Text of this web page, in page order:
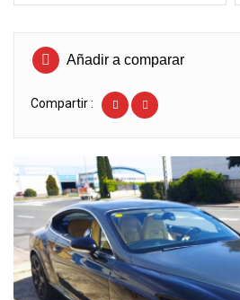
Añadir a comparar
Compartir :